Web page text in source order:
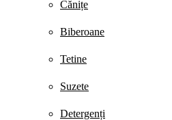
Cănițe
Biberoane
Tetine
Suzete
Detergenți